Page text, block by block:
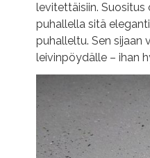
levitettäisiin. Suositus
puhallella sitä
puhalleltu. Sen sijaan
leivinpöydälle – ihan